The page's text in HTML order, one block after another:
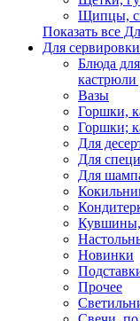
Щипцы,
Показать все
Для сервировки
Блюда
кастрюли
Вазы
Горшки,
Горшки;
Для
Для
Для
Кувшины,
Новинки
Прочее